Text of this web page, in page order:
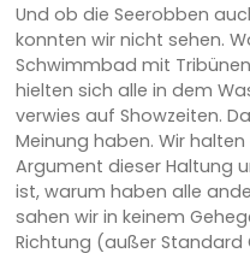
Und ob die Seerobben
konnten wir nicht sehen.
Schwimmbad mit
hielten sich alle in dem
verwies auf Showzeiten.
Meinung haben. Wir
Argument dieser Haltung
ist, warum haben alle
sahen wir in keinem
Richtung (außer Standard